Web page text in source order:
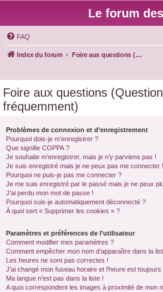
Le forum
FAQ
Index du forum Foire aux questions (Questions posées fréquemment)
Foire aux questions
fréquemment)
Problèmes de connexion et d’enregistrement
Pourquoi dois-je m’enregistrer ?
Que signifie COPPA ?
Je souhaite m’enregistrer, mais je n’y parviens pas !
Je suis enregistré mais je ne peux pas me connecter !
Pourquoi ne puis-je pas me connecter ?
Je me suis enregistré par le passé mais je ne peux
J’ai perdu mon mot de passe !
Pourquoi suis-je automatiquement déconnecté ?
À quoi sert « Supprimer les cookies » ?
Paramètres et préférences de l’utilisateur
Comment modifier mes paramètres ?
Comment empêcher mon nom d’apparaître dans la
Les heures ne sont pas correctes !
J’ai changé mon fuseau horaire et l’heure est
Ma langue n’est pas dans la liste !
A quoi correspondent les images à proximité de mon